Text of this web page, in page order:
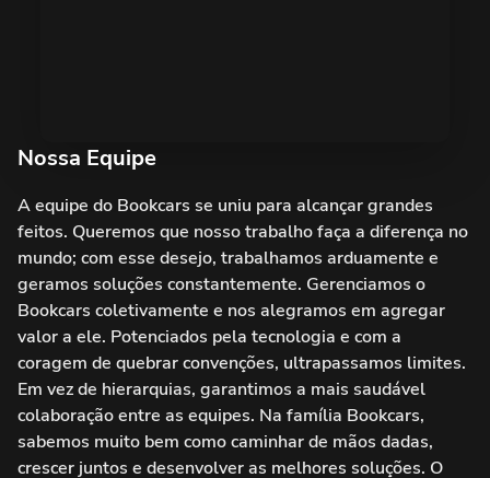
Nossa Equipe
A equipe do Bookcars se uniu para alcançar grandes
feitos. Queremos que nosso trabalho faça a diferença no
mundo; com esse desejo, trabalhamos arduamente e
geramos soluções constantemente. Gerenciamos o
Bookcars coletivamente e nos alegramos em agregar
valor a ele. Potenciados pela tecnologia e com a
coragem de quebrar convenções, ultrapassamos limites.
Em vez de hierarquias, garantimos a mais saudável
colaboração entre as equipes. Na família Bookcars,
sabemos muito bem como caminhar de mãos dadas,
crescer juntos e desenvolver as melhores soluções. O